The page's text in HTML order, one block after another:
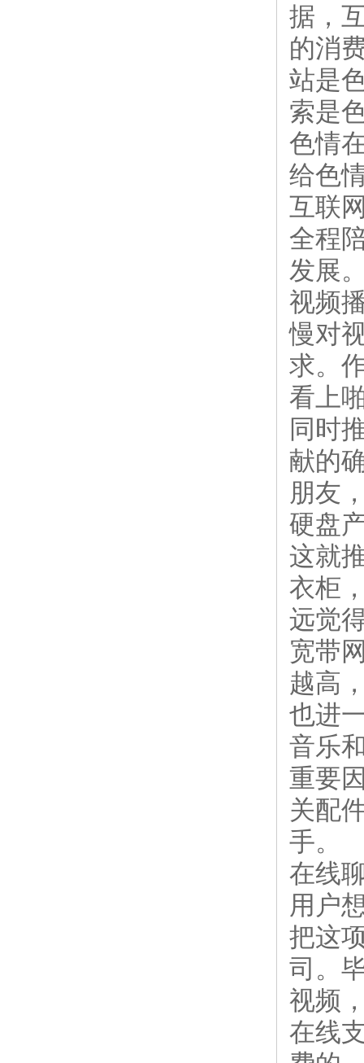
据，
的消
站是
索是
色情
给色
互联
全程
发展
视频
慢对
求。
看上
同时
献的
朋友
硬盘
这就
衣柜
远觉
宽带
越高
也进
音乐
重要
关配
手。
在线
用户
把这
司。
视频
在线